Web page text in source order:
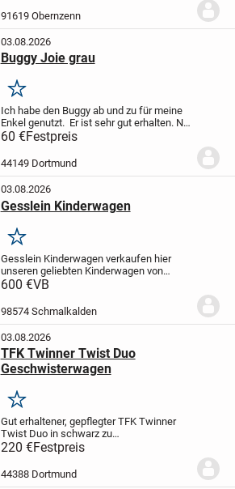
cmMaße aufgebaut 92 x 52 x 106 cm
91619 Obernzenn
03.08.2026
Buggy Joie grau
Merken
Ich habe den Buggy ab und zu für meine
Enkel genutzt. Er ist sehr gut erhalten. Nur
Abholung in Dortmund-Dorstfeld, kein
60 €Festpreis
44149 Dortmund
03.08.2026
Gesslein Kinderwagen
Merken
Gesslein Kinderwagen verkaufen hier
unseren geliebten Kinderwagen von
Gesslein inklusive
Sportsitz und Buggyaufsatz der bis
mindestens 3 Jahre (Kindesalter)
genutzt...
600 €VB
98574 Schmalkalden
03.08.2026
TFK Twinner Twist Duo
Geschwisterwagen
Merken
Gut erhaltener, gepflegter TFK Twinner
Twist Duo in schwarz zu
verkaufen,Dieses Modell ist sehr leicht.
Lässt sich gut zusammenfalten.
diverse Funktionen (Sitz- und
Schlafposition, Sonnenblenden,...
220 €Festpreis
44388 Dortmund